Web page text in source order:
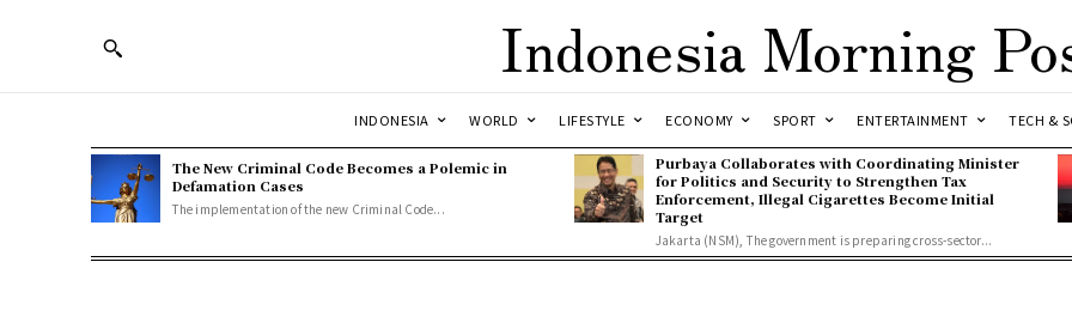
Indonesia Morning
INDONESIA WORLD LIFESTYLE ECONOMY SPORT ENTERTAINMENT TECH &
The New Criminal Code Becomes a Polemic in
Defamation Cases
The implementation of the new Criminal Code...
Purbaya Collaborates with Coordinating Minister
for Politics and Security to Strengthen Tax
Enforcement, Illegal Cigarettes Become Initial
Target
Jakarta (NSM), The government is preparing cross-sector...